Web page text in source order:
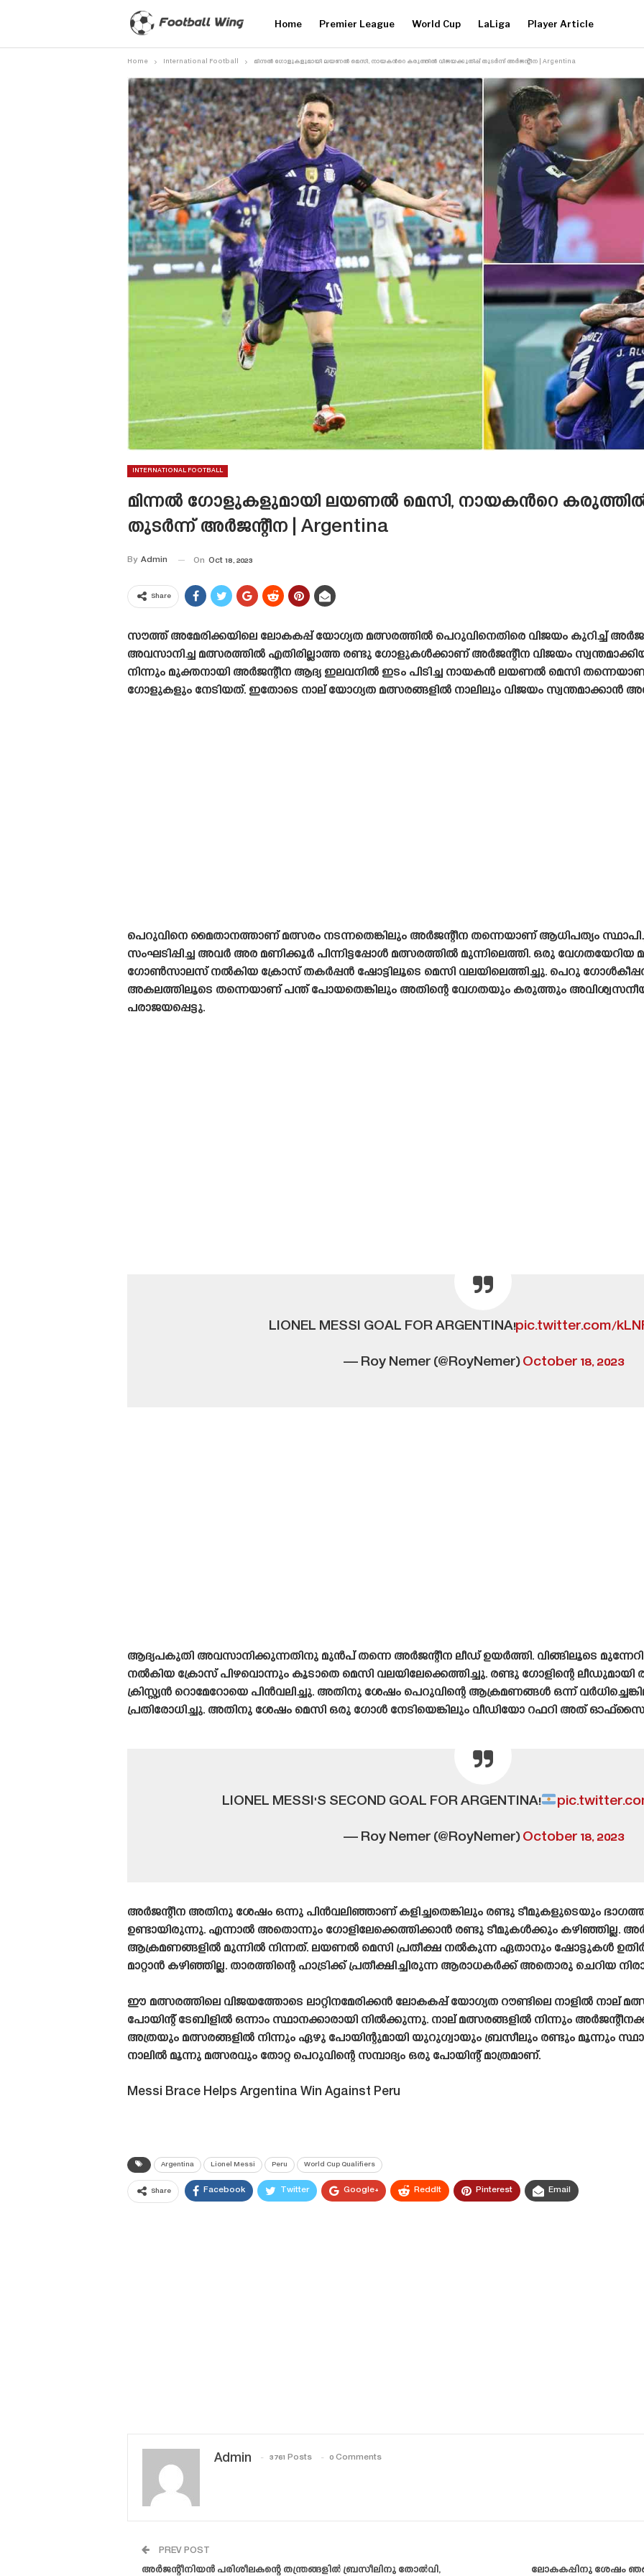
Home Premier League World Cup LaLiga Player Article
Home International Football മിന്നൽ ഗോളുകളുമായി ലയണൽ മെസി, നായകൻറെ കരുത്തിൽ വിജയക്കുതിപ്പ് തുടർന്ന് അർജന്റീന | Argentina
INTERNATIONAL FOOTBALL
മിന്നൽ ഗോളുകളുമായി ലയണൽ മെസി, നായകൻറെ കരുത്തിൽ
തുടർന്ന് അർജന്റീന | Argentina
By Admin On Oct 18, 2023
Share
സൗത്ത് അമേരിക്കയിലെ ലോകകപ്പ് യോഗ്യത മത്സരത്തിൽ പെറുവിനെതിരെ വിജയം കുറിച്ച്
അവസാനിച്ച മത്സരത്തിൽ എതിരില്ലാത്ത രണ്ടു ഗോളുകൾക്കാണ് അർജന്റീന വിജയം
നിന്നും മുക്തനായി അർജന്റീന ആദ്യ ഇലവനിൽ ഇടം പിടിച്ച നായകൻ ലയണൽ മെസി
ഗോളുകളും നേടിയത്. ഇതോടെ നാല് യോഗ്യത മത്സരങ്ങളിൽ നാലിലും വിജയം സ്വന്തമാക്കാൻ
പെറുവിനെ മൈതാനത്താണ് മത്സരം നടന്നതെങ്കിലും അർജന്റീന തന്നെയാണ് ആധിപത്യം
സംഘടിപ്പിച്ച അവർ അര മണിക്കൂർ പിന്നിട്ടപ്പോൾ മത്സരത്തിൽ മുന്നിലെത്തി. ഒരു വേഗതയേറിയ
ഗോൺസാലസ് നൽകിയ ക്രോസ് തകർപ്പൻ ഷോട്ടിലൂടെ മെസി വലയിലെത്തിച്ചു. പെറു
അകലത്തിലൂടെ തന്നെയാണ് പന്ത് പോയതെങ്കിലും അതിന്റെ വേഗതയും കരുത്തും
പരാജയപ്പെട്ടു.
LIONEL MESSI GOAL FOR ARGENTINA!pic.twitter.com/
— Roy Nemer (@RoyNemer)October 18, 2023
ആദ്യപകുതി അവസാനിക്കുന്നതിനു മുൻപ് തന്നെ അർജന്റീന ലീഡ് ഉയർത്തി. വിങ്ങിലൂടെ
നൽകിയ ക്രോസ് പിഴവൊന്നും കൂടാതെ മെസി വലയിലേക്കെത്തിച്ചു. രണ്ടു ഗോളിന്റെ ലീഡുമായി
ക്രിസ്റ്റ്യൻ റൊമേറോയെ പിൻവലിച്ചു. അതിനു ശേഷം പെറുവിന്റെ ആക്രമണങ്ങൾ ഒന്ന്
പ്രതിരോധിച്ചു. അതിനു ശേഷം മെസി ഒരു ഗോൾ നേടിയെങ്കിലും വീഡിയോ റഫറി അത്
LIONEL MESSI'S SECOND GOAL FOR ARGENTINA!
— Roy Nemer (@RoyNemer)October 18, 2023
അർജന്റീന അതിനു ശേഷം ഒന്നു പിൻവലിഞ്ഞാണ് കളിച്ചതെങ്കിലും രണ്ടു ടീമുകളുടെയും
ഉണ്ടായിരുന്നു. എന്നാൽ അതൊന്നും ഗോളിലേക്കെത്തിക്കാൻ രണ്ടു ടീമുകൾക്കും കഴിഞ്ഞില്ല.
ആക്രമണങ്ങളിൽ മുന്നിൽ നിന്നത്. ലയണൽ മെസി പ്രതീക്ഷ നൽകുന്ന ഏതാനും ഷോട്ടുകൾ
മാറ്റാൻ കഴിഞ്ഞില്ല. താരത്തിന്റെ ഹാട്രിക്ക് പ്രതീക്ഷിച്ചിരുന്ന ആരാധകർക്ക് അതൊരു ചെറിയ
ഈ മത്സരത്തിലെ വിജയത്തോടെ ലാറ്റിനമേരിക്കൻ ലോകകപ്പ് യോഗ്യത റൗണ്ടിലെ നാളിൽ നാല്
പോയിന്റ് ടേബിളിൽ ഒന്നാം സ്ഥാനക്കാരായി നിൽക്കുന്നു. നാല് മത്സരങ്ങളിൽ നിന്നും
അത്രയും മത്സരങ്ങളിൽ നിന്നും ഏഴു പോയിന്റുമായി യുറുഗ്വായും ബ്രസീലും രണ്ടും മൂന്നും
നാലിൽ മൂന്നു മത്സരവും തോറ്റ പെറുവിന്റെ സമ്പാദ്യം ഒരു പോയിന്റ് മാത്രമാണ്.
Messi Brace Helps Argentina Win Against Peru
Argentina Lionel Messi Peru World Cup Qualifiers
Share Facebook Twitter Google+ ReddIt Pinterest Email
Admin 3761 Posts 0 Comments
PREV POST
അർജന്റീനിയൻ പരിശീലകന്റെ തന്ത്രങ്ങളിൽ ബ്രസീലിനു തോൽവി, ലോകകപ്പിനു ശേഷം